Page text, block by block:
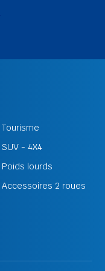
Tourisme
SUV - 4X4
Poids lourds
Accessoires 2 roues